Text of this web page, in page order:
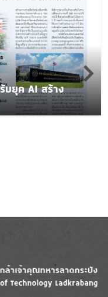
บยุค AI สร้าง